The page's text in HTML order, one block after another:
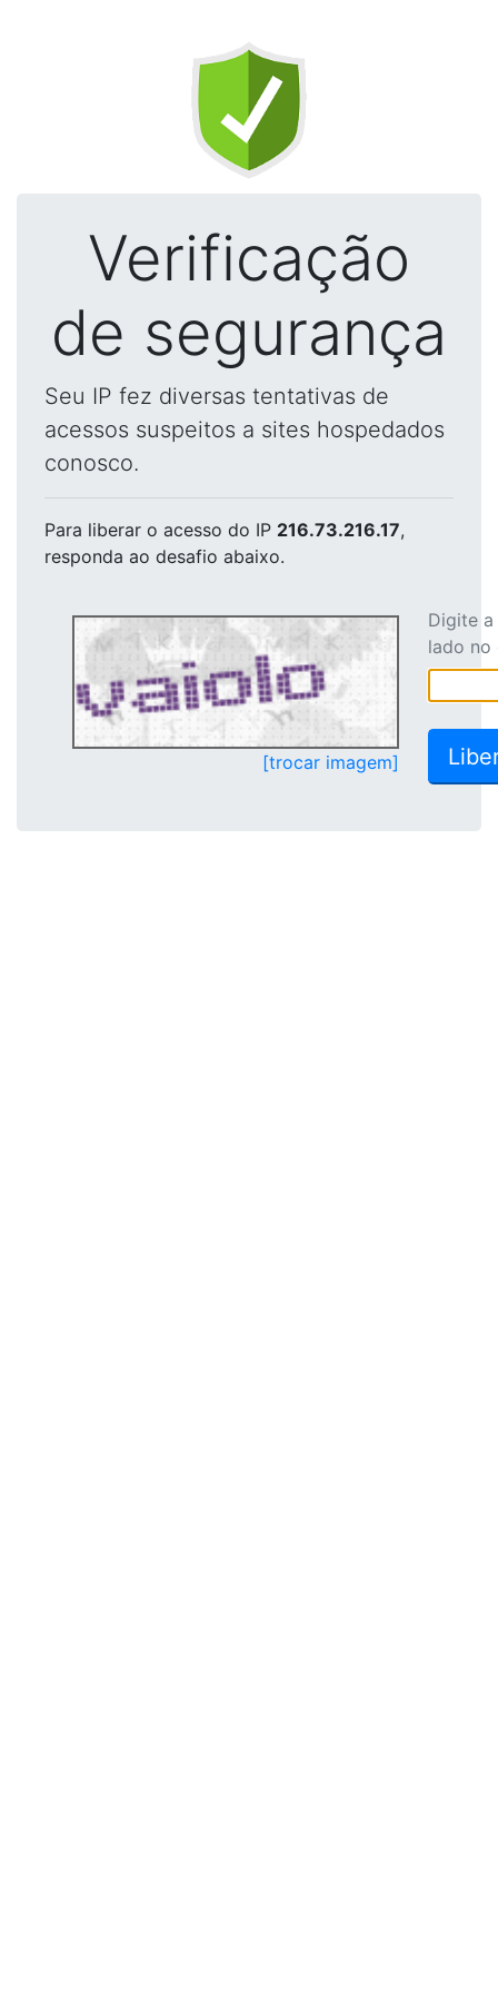
Verificação
de segurança
Seu IP fez diversas tentativas de
acessos suspeitos a sites hospedados
conosco.
Para liberar o acesso do IP 216.73.216.17,
responda ao desafio abaixo.
[trocar imagem]
Digite
lado no